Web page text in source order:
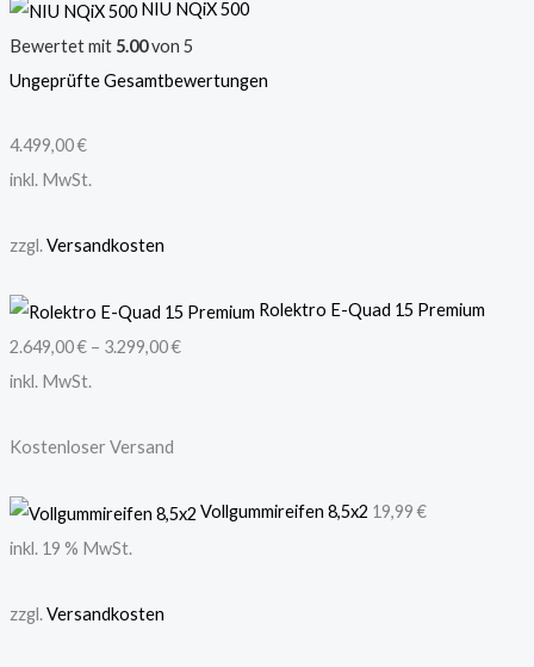
NIU NQiX 500
Bewertet mit 5.00von 5
Ungeprüfte Gesamtbewertungen
4.499,00€
inkl. MwSt.
zzgl.Versandkosten
Rolektro E-Quad 15 Premium
2.649,00€– 3.299,00€
inkl. MwSt.
Kostenloser Versand
Vollgummireifen 8,5x2 19,99€
inkl. 19 % MwSt.
zzgl.Versandkosten